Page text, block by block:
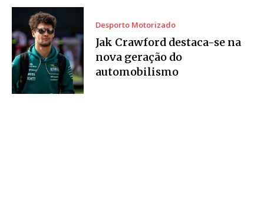
Desporto Motorizado
Jak Crawford destaca-se na
nova geração do
automobilismo